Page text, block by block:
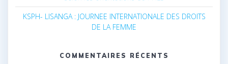
KSPH- LISANGA : JOURNEE INTERNATIONALE DES DROITS
DE LA FEMME
COMMENTAIRES RÉCENTS